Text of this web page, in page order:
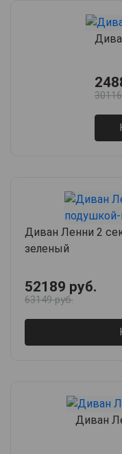
Диван Ленни 2
зеленый
52189 руб.
63149 руб.
Диван